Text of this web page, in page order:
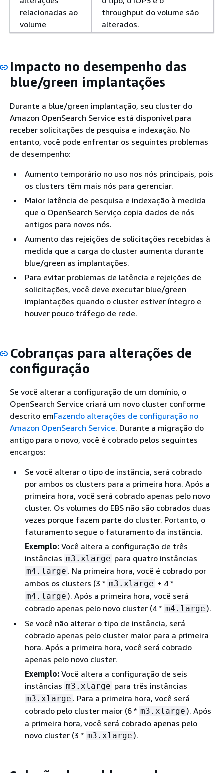
relacionadas ao
volume
throughput do volume são
alterados.
Impacto no desempenho das
blue/green implantações
Durante a blue/green implantação, seu cluster do
Amazon OpenSearch Service está disponível para
receber solicitações de pesquisa e indexação. No
entanto, você pode enfrentar os seguintes problemas
de desempenho:
Aumento temporário no uso nos nós principais, pois
os clusters têm mais nós para gerenciar.
Maior latência de pesquisa e indexação à medida
que o OpenSearch Serviço copia dados de nós
antigos para novos nós.
Aumento das rejeições de solicitações recebidas à
medida que a carga do cluster aumenta durante
blue/green as implantações.
Para evitar problemas de latência e rejeições de
solicitações, você deve executar blue/green
implantações quando o cluster estiver íntegro e
houver pouco tráfego de rede.
Cobranças para alterações de
configuração
Se você alterar a configuração de um domínio, o
OpenSearch Service criará um novo cluster conforme
descrito emFazendo alterações de configuração no
Amazon OpenSearch Service. Durante a migração do
antigo para o novo, você é cobrado pelos seguintes
encargos:
Se você alterar o tipo de instância, será cobrado
por ambos os clusters para a primeira hora. Após a
primeira hora, você será cobrado apenas pelo novo
cluster. Os volumes do EBS não são cobrados duas
vezes porque fazem parte do cluster. Portanto, o
faturamento segue o faturamento da instância.
Exemplo: Você altera a configuração de três
instâncias m3.xlarge para quatro instâncias
m4.large . Na primeira hora, você é cobrado por
ambos os clusters (3 * m3.xlarge + 4 *
m4.large ). Após a primeira hora, você será
cobrado apenas pelo novo cluster (4 * m4.large ).
Se você não alterar o tipo de instância, será
cobrado apenas pelo cluster maior para a primeira
hora. Após a primeira hora, você será cobrado
apenas pelo novo cluster.
Exemplo: Você altera a configuração de seis
instâncias m3.xlarge para três instâncias
m3.xlarge . Para a primeira hora, você será
cobrado pelo cluster maior (6 * m3.xlarge ). Após
a primeira hora, você será cobrado apenas pelo
novo cluster (3 * m3.xlarge ).